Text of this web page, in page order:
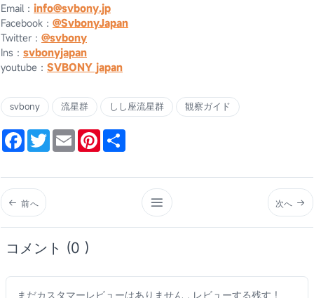
Email： info@svbony.jp
Facebook： @SvbonyJapan
Twitter： @svbony
Ins： svbonyjapan
youtube： SVBONY japan
svbony 流星群 しし座流星群 観察ガイド
FacebookTwitterEmail Pinterest
前へ 次へ
コメント (0 )
まだカスタマーレビューはありません . レビューする残す !